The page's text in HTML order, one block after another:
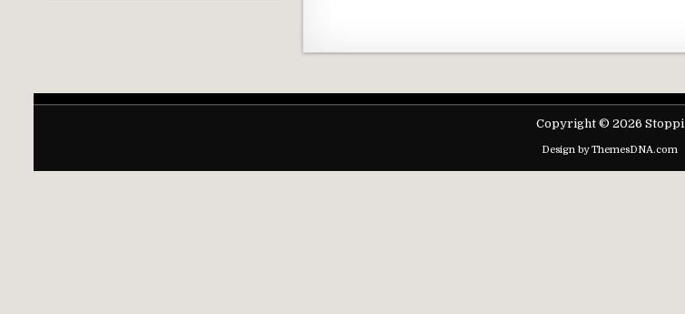
Copyright © 2026 Stoppi
Design by ThemesDNA.com